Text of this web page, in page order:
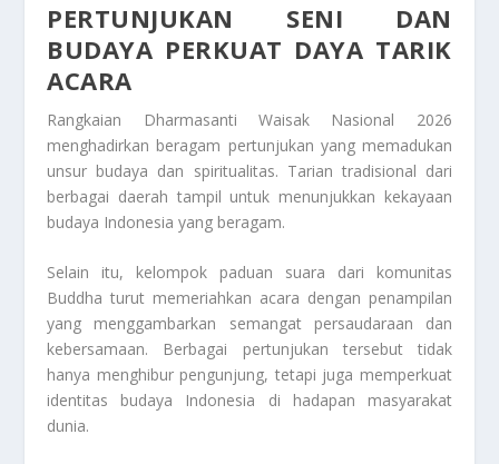
PERTUNJUKAN SENI DAN
BUDAYA PERKUAT DAYA TARIK
ACARA
Rangkaian Dharmasanti Waisak Nasional 2026
menghadirkan beragam pertunjukan yang memadukan
unsur budaya dan spiritualitas. Tarian tradisional dari
berbagai daerah tampil untuk menunjukkan kekayaan
budaya Indonesia yang beragam.
Selain itu, kelompok paduan suara dari komunitas
Buddha turut memeriahkan acara dengan penampilan
yang menggambarkan semangat persaudaraan dan
kebersamaan. Berbagai pertunjukan tersebut tidak
hanya menghibur pengunjung, tetapi juga memperkuat
identitas budaya Indonesia di hadapan masyarakat
dunia.